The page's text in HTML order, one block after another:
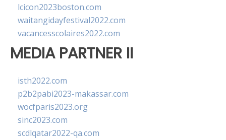
lcicon2023boston.com
waitangidayfestival2022.com
vacancesscolaires2022.com
MEDIA PARTNER II
isth2022.com
p2b2pabi2023-makassar.com
wocfparis2023.org
sinc2023.com
scdlqatar2022-qa.com